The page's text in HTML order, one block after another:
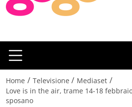
Home / Televisione / Mediaset /
Love is in the air, trame 14-18
sposano